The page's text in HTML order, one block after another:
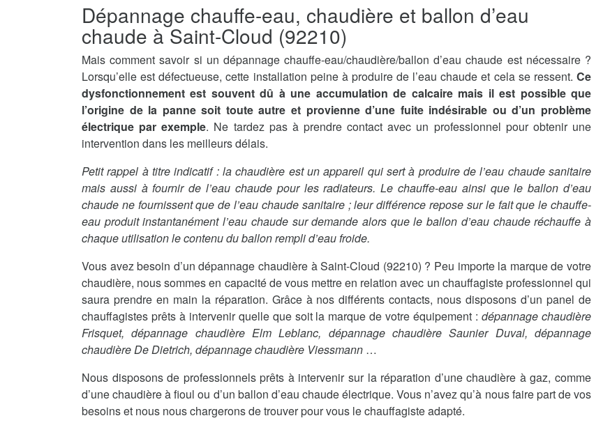
Dépannage chauffe-eau, chaudière et ballon d’eau
chaude à Saint-Cloud (92210)
Mais comment savoir si un dépannage chauffe-eau/chaudière/ballon d’eau chaude est nécessaire ?
Lorsqu’elle est défectueuse, cette installation peine à produire de l’eau chaude et cela se ressent. Ce
dysfonctionnement est souvent dû à une accumulation de calcaire mais il est possible que
l’origine de la panne soit toute autre et provienne d’une fuite indésirable ou d’un problème
électrique par exemple. Ne tardez pas à prendre contact avec un professionnel pour obtenir une
intervention dans les meilleurs délais.
Petit rappel à titre indicatif : la chaudière est un appareil qui sert à produire de l’eau chaude sanitaire
mais aussi à fournir de l’eau chaude pour les radiateurs. Le chauffe-eau ainsi que le ballon d’eau
chaude ne fournissent que de l’eau chaude sanitaire ; leur différence repose sur le fait que le chauffe-
eau produit instantanément l’eau chaude sur demande alors que le ballon d’eau chaude réchauffe à
chaque utilisation le contenu du ballon rempli d’eau froide.
Vous avez besoin d’un dépannage chaudière à Saint-Cloud (92210) ? Peu importe la marque de votre
chaudière, nous sommes en capacité de vous mettre en relation avec un chauffagiste professionnel qui
saura prendre en main la réparation. Grâce à nos différents contacts, nous disposons d’un panel de
chauffagistes prêts à intervenir quelle que soit la marque de votre équipement :dépannage chaudière
Frisquet, dépannage chaudière Elm Leblanc, dépannage chaudière Saunier Duval, dépannage
chaudière De Dietrich, dépannage chaudière Viessmann …
Nous disposons de professionnels prêts à intervenir sur la réparation d’une chaudière à gaz, comme
d’une chaudière à fioul ou d’un ballon d’eau chaude électrique. Vous n’avez qu’à nous faire part de vos
besoins et nous nous chargerons de trouver pour vous le chauffagiste adapté.